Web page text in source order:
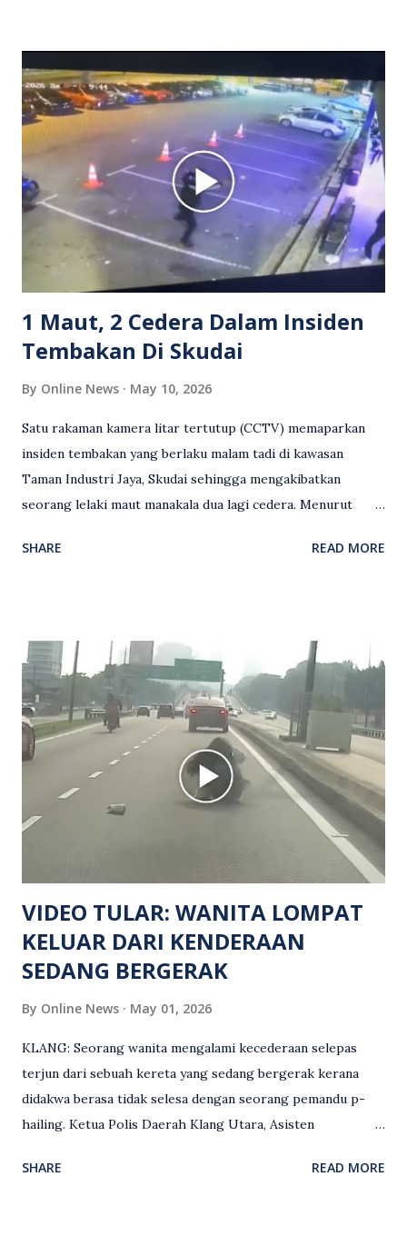
Grab bertindak mempertahankan wanita terbabit sebelum
berlaku pertikaman lidah antara kedua-dua pihak. Video
berkenaan kini tular di media sosial dan mendapat pelbagai
reaksi orang ramai. Antara komen orang awam yang tular di
media sosial mengenai insiden tersebut ialah ramai yang
meluahkan rasa marah terhadap tindakan lelaki berkenaan
serta memuji pemandu Grab kerana campur tangan.
Sebahagian netizen turut meminta pihak berkuasa
mengambil tindakan tegas, manakala ada yang bersimpati
terhadap wanita dipercayai menjadi mangs...
1 Maut, 2 Cedera Dalam Insiden
Tembakan Di Skudai
By Online News May 10, 2026
Satu rakaman kamera litar tertutup (CCTV) memaparkan
insiden tembakan yang berlaku malam tadi di kawasan
Taman Industri Jaya, Skudai sehingga mengakibatkan
seorang lelaki maut manakala dua lagi cedera. Menurut
kejadian berlaku sekitar jam 11 malam dan pihak polis
hiburan di kawasan berkenaan. Seorang mangsa disahkan
meninggal dunia di lokasi kejadian akibat terkena tembakan,
manakala seorang lagi mangsa mengalami kecederaan.
Turut dipercayai terdapat seorang lagi individu cedera
namun identitinya masih belum dikenal pasti selepas dibawa
keluar dari lokasi oleh kenalannya. Polis kini sedang giat
mengesan dua suspek yang masih bebas bagi membantu
siasatan lanjut. Kes disiasat mengikut Seksyen 302 Kanun
Keseksaan kerana membunuh. Orang ramai yang mempunyai
maklumat diminta t...
SHARE READ MORE
VIDEO TULAR: WANITA LOMPAT
KELUAR DARI KENDERAAN
SEDANG BERGERAK
By Online News May 01, 2026
KLANG: Seorang wanita mengalami kecederaan selepas
terjun dari sebuah kereta yang sedang bergerak kerana
didakwa berasa tidak selesa dengan seorang pemandu p-
hailing. Ketua Polis Daerah Klang Utara, Asisten
(2 Mei), berkata pemandu berusia 47 tahun itu telah
SHARE READ MORE